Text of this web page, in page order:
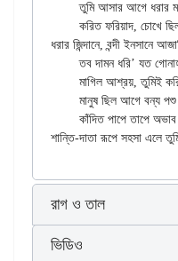
	তুমি আসার আগে ধরার মজলুম
ধরার জিন্দানে, বন্দী ইনসানে
	তব দামন ধরি’ যত গোনাহগার,
রাগ ও তাল
ভিডিও